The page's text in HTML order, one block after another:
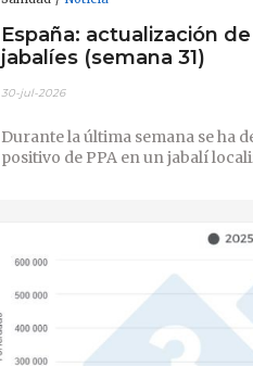
España: actualización
jabalíes (semana 31)
30-jul-2026
Durante la última semana se ha
positivo de PPA en un jabalí